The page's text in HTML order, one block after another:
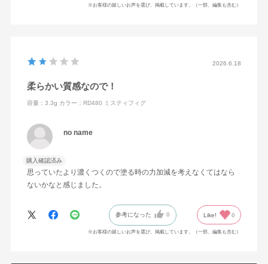
※お客様の嬉しいお声を選び、掲載しています。（一部、編集も含む）
2026.6.18
柔らかい質感なので！
容量：3.3g カラー：RD480 ミスティフィグ
no name
購入確認済み
思っていたより濃くつくので塗る時の力加減を考えなくてはなら
ないかなと感じました。
参考になった 0 Like! 0
※お客様の嬉しいお声を選び、掲載しています。（一部、編集も含む）